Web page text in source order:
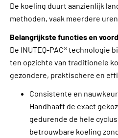
De koeling duurt aanzienlijk
methoden, vaak meerdere uren.
Belangrijkste functies en
De INUTEQ-PAC® technologie
ten opzichte van traditionele
gezondere, praktischere en
Consistente en
Handhaaft de exact
gedurende de hele
betrouwbare koeling